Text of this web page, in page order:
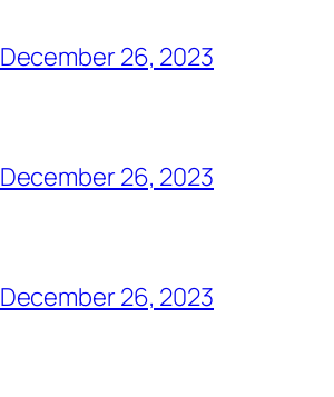
December 26, 2023
December 26, 2023
December 26, 2023